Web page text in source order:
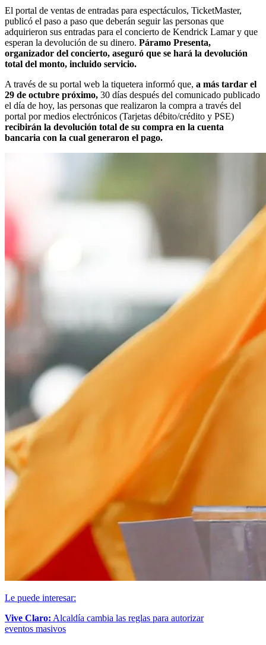
El portal de ventas de entradas para espectáculos, TicketMaster,
publicó el paso a paso que deberán seguir las personas que
adquirieron sus entradas para el concierto de Kendrick Lamar y que
esperan la devolución de su dinero. Páramo Presenta,
organizador del concierto, aseguró que se hará la devolución
total del monto, incluido servicio.
A través de su portal web la tiquetera informó que, a más tardar el
29 de octubre próximo, 30 días después del comunicado publicado
el día de hoy, las personas que realizaron la compra a través del
portal por medios electrónicos (Tarjetas débito/crédito y PSE)
recibirán la devolución total de su compra en la cuenta
bancaria con la cual generaron el pago.
Le puede interesar:
Vive Claro: Alcaldía cambia las reglas para autorizar
eventos masivos